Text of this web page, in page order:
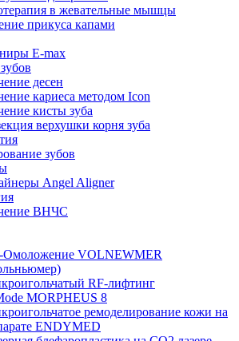
в жевательные мышцы
прикуса капами
E-max
десен
кариеса методом Icon
кисты зуба
верхушки корня зуба
зубов
Angel Aligner
ВНЧС
Омоложение VOLNEWMER
RF-лифтинг
MORPHEUS 8
ремоделирование кожи на
ENDYMED